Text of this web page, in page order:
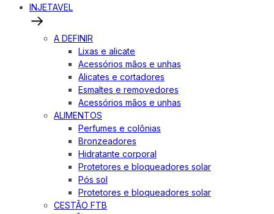
INJETAVEL
A DEFINIR
Lixas e alicate
Acessórios mãos e unhas
Alicates e cortadores
Esmaltes e removedores
Acessórios mãos e unhas
ALIMENTOS
Perfumes e colônias
Bronzeadores
Hidratante corporal
Protetores e bloqueadores solar
Pós sol
Protetores e bloqueadores solar
CESTÃO FTB